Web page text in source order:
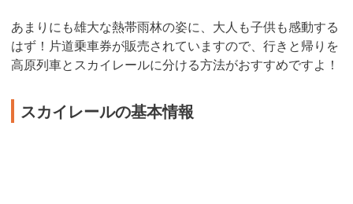
あまりにも雄大な熱帯雨林の姿に、大人も子供も感動する
はず！片道乗車券が販売されていますので、行きと帰りを
高原列車とスカイレールに分ける方法がおすすめですよ！
スカイレールの基本情報